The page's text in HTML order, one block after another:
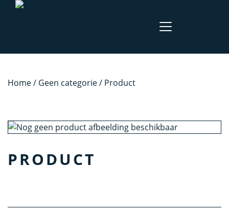
Home/ Geen categorie/ Product
PRODUCT